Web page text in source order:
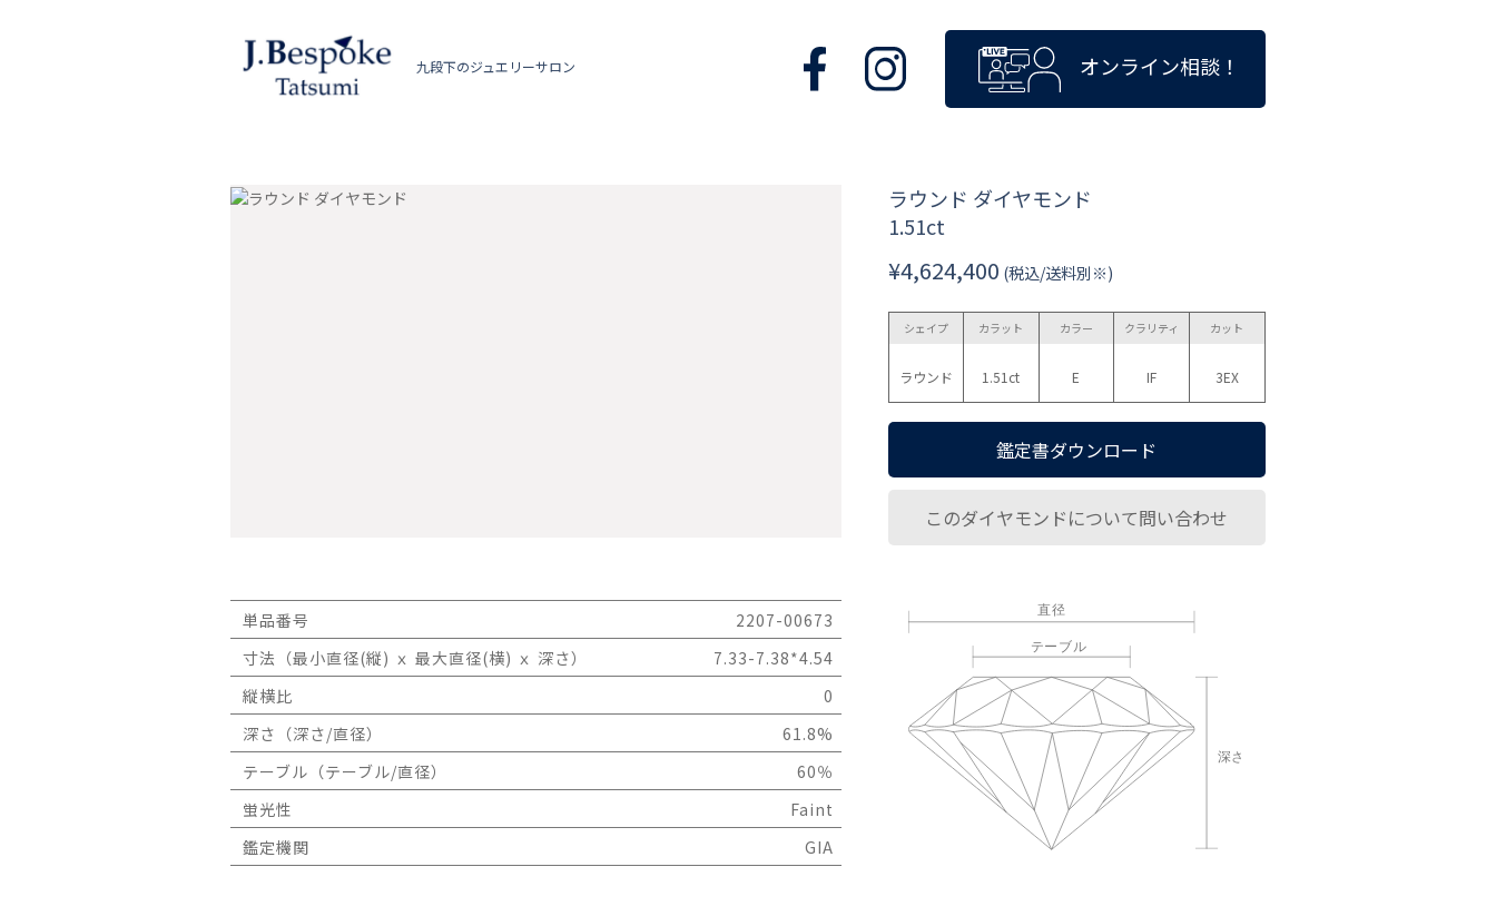
九段下のジュエリーサロン オンライン相談！
ラウンド ダイヤモンド
1.51ct
¥4,624,400 (税込/送料別※)
シェイプ
ラウンド
カラット
1.51ct
カラー
E
クラリティ
IF
カット
3EX
鑑定書ダウンロード
このダイヤモンドについて問い合わせ
単品番号
2207-00673
寸法（最小直径(縦) ｘ 最大直径(横) ｘ 深さ）
7.33-7.38*4.54
縦横比
0
深さ（深さ/直径）
61.8%
テーブル（テーブル/直径）
60％
蛍光性
Faint
鑑定機関
GIA